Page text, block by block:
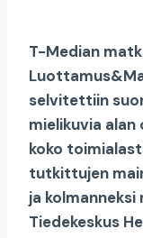
T-Median
selvitettiin
mielikuvia
koko
tutkittujen
ja
Tiedekeskus